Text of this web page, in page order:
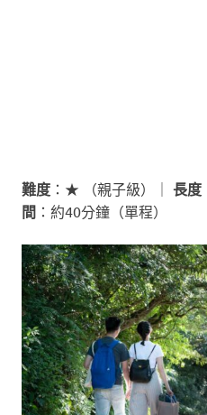
難度 ：★ （親子級）｜ 長度
間 ：約40分鐘（單程）